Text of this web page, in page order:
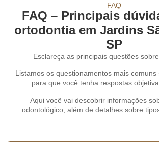
FAQ
FAQ – Principais
ortodontia em Jardins
SP
Esclareça as principais questões
Listamos os questionamentos mais
para que você tenha respostas
Aqui você vai descobrir informações
odontológico, além de detalhes sobre